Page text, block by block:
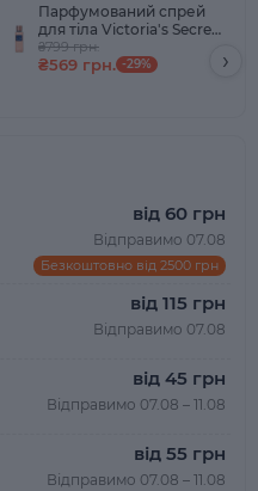
Парфумований спрей
для тіла Victoria's Secret
Bare Vanilla Starlit 250 мл
₴799 грн.
₴569 грн. -29% ›
від 60 грн
Відправимо 07.08
Безкоштовно від 2500 грн
від 115 грн
Відправимо 07.08
від 45 грн
Відправимо 07.08 – 11.08
від 55 грн
Відправимо 07.08 – 11.08